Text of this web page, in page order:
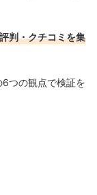
判・クチコミを集
つの観点で検証を